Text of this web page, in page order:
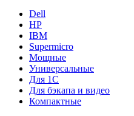
Dell
HP
IBM
Supermicro
Мощные
Универсальные
Для 1С
Для бэкапа и видео
Компактные